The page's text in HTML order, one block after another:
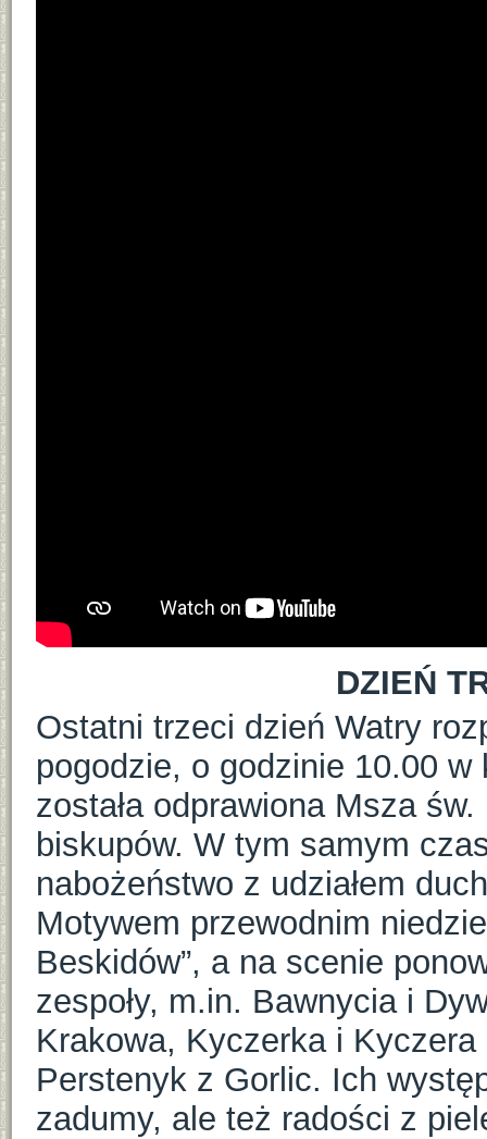
DZIEŃ
Ostatni trzeci dzień Watry
pogodzie, o godzinie 10.00
została odprawiona Msza
biskupów. W tym samym
nabożeństwo z udziałem
Motywem przewodnim
Beskidów”, a na scenie
zespoły, m.in. Bawnycia i
Krakowa, Kyczerka i
Perstenyk z Gorlic. Ich
zadumy, ale też radości z